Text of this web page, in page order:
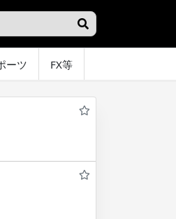
ーツ FX等